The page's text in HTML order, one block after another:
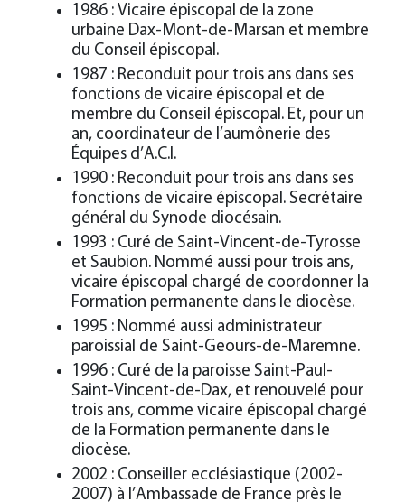
1986 : Vicaire épiscopal de la zone
urbaine Dax-Mont-de-Marsan et membre
du Conseil épiscopal.
1987 : Reconduit pour trois ans dans ses
fonctions de vicaire épiscopal et de
membre du Conseil épiscopal. Et, pour un
an, coordinateur de l’aumônerie des
Équipes d’A.C.I.
1990 : Reconduit pour trois ans dans ses
fonctions de vicaire épiscopal. Secrétaire
général du Synode diocésain.
1993 : Curé de Saint-Vincent-de-Tyrosse
et Saubion. Nommé aussi pour trois ans,
vicaire épiscopal chargé de coordonner la
Formation permanente dans le diocèse.
1995 : Nommé aussi administrateur
paroissial de Saint-Geours-de-Maremne.
1996 : Curé de la paroisse Saint-Paul-
Saint-Vincent-de-Dax, et renouvelé pour
trois ans, comme vicaire épiscopal chargé
de la Formation permanente dans le
diocèse.
2002 : Conseiller ecclésiastique (2002-
2007) à l’Ambassade de France près le